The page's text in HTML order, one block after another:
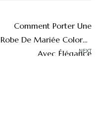
NEXT
Comment Porter Une
Robe De Mariée Colorée
Avec Élégance